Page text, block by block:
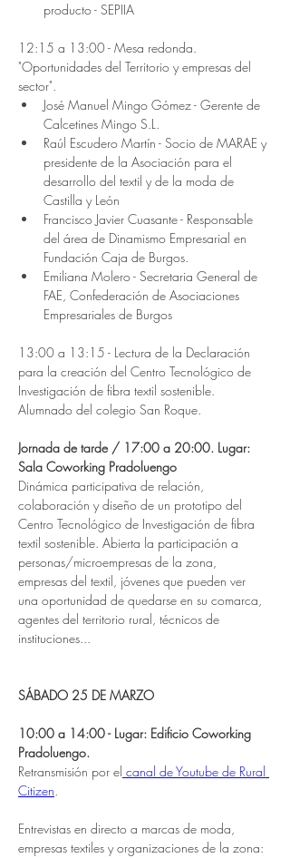
producto - SEPIIA
12:15 a 13:00 - Mesa redonda.
"Oportunidades del Territorio y empresas del
sector".
José Manuel Mingo Gómez - Gerente de
Calcetines Mingo S.L.
Raúl Escudero Martín - Socio de MARAE y
presidente de la Asociación para el
desarrollo del textil y de la moda de
Castilla y León
Francisco Javier Cuasante - Responsable
del área de Dinamismo Empresarial en
Fundación Caja de Burgos.
Emiliana Molero - Secretaria General de
FAE, Confederación de Asociaciones
Empresariales de Burgos
13:00 a 13:15 - Lectura de la Declaración
para la creación del Centro Tecnológico de
Investigación de fibra textil sostenible.
Alumnado del colegio San Roque.
Jornada de tarde / 17:00 a 20:00. Lugar:
Sala Coworking Pradoluengo
Dinámica participativa de relación,
colaboración y diseño de un prototipo del
Centro Tecnológico de Investigación de fibra
textil sostenible. Abierta la participación a
personas/microempresas de la zona,
empresas del textil, jóvenes que pueden ver
una oportunidad de quedarse en su comarca,
agentes del territorio rural, técnicos de
instituciones...
SÁBADO 25 DE MARZO
10:00 a 14:00 - Lugar: Edificio Coworking
Pradoluengo.
Retransmisión por el canal de Youtube de Rural
Citizen.
Entrevistas en directo a marcas de moda,
empresas textiles y organizaciones de la zona: